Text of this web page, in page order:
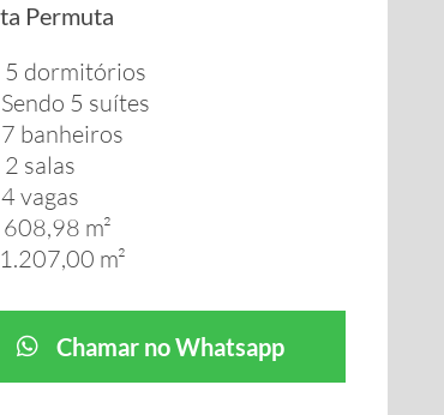
Permuta
5 dormitórios
5 suítes
banheiros
2 salas
vagas
608,98 m²
m²
Chamar no Whatsapp